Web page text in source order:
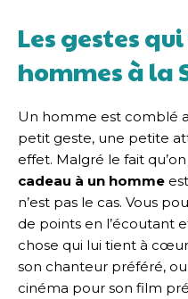
Les gestes
hommes à la
Un homme est comblé
petit geste, une petite
effet. Malgré le fait
cadeau à un homme
n’est pas le cas. Vous
de points en l’écoutant
chose qui lui tient à
son chanteur préféré,
cinéma pour son film